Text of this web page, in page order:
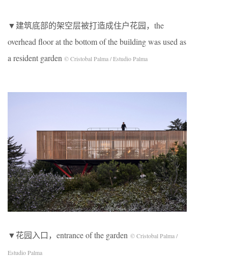
▼建筑底部的架空层被打造成住户花园，the
overhead floor at the bottom of the building was used as
a resident garden © Cristobal Palma / Estudio Palma
▼花园入口，entrance of the garden © Cristobal Palma /
Estudio Palma